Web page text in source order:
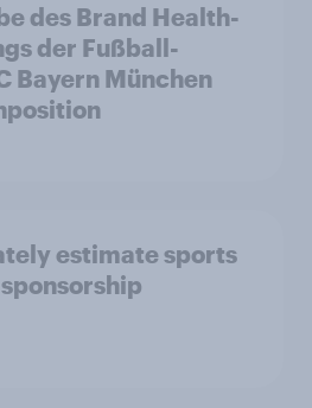
des Brand Health-
der Fußball-
Bayern München
estimate sports